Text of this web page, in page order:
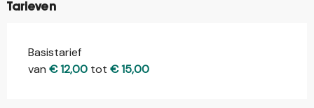
Tarieven
Basistarief
van € 12,00 tot € 15,00